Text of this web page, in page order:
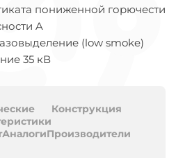
пониженной горючести
A
(low smoke)
35 кВ
Конструкция
АналогиПроизводители